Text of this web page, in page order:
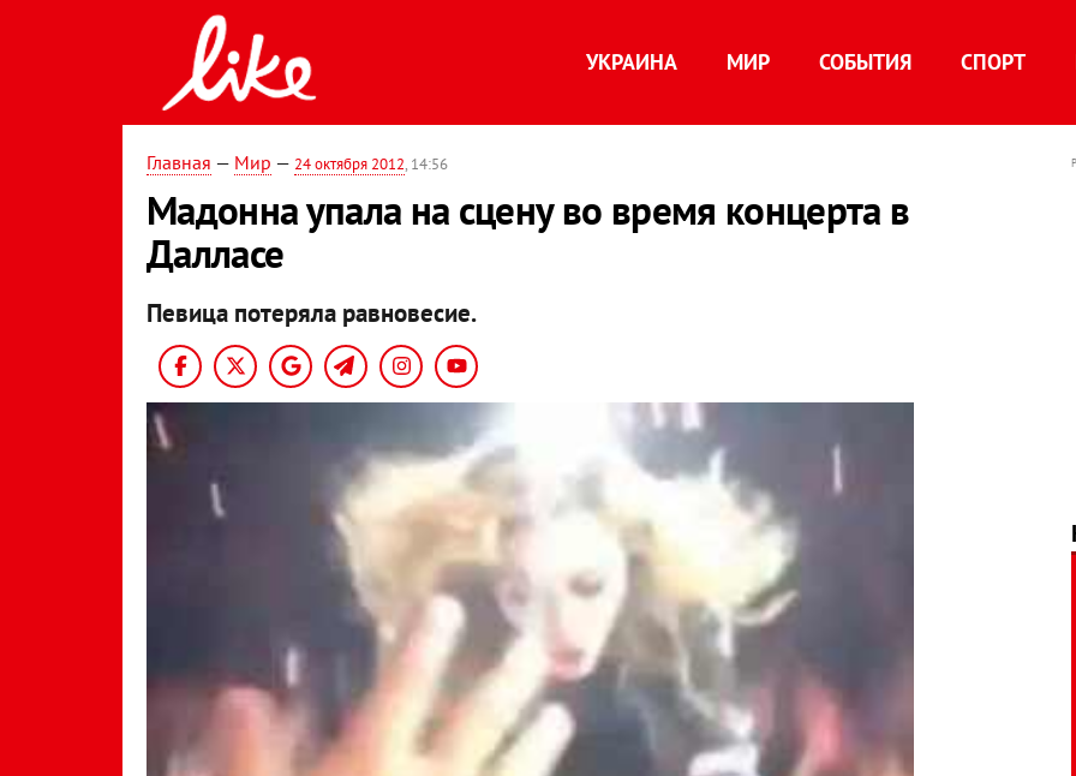
УКРАИНА МИР СОБЫТИЯ СПОРТ
Главная — Мир — 24 октября 2012, 14:56
Мадонна упала на сцену во время концерта в
Далласе
Певица потеряла равновесие.